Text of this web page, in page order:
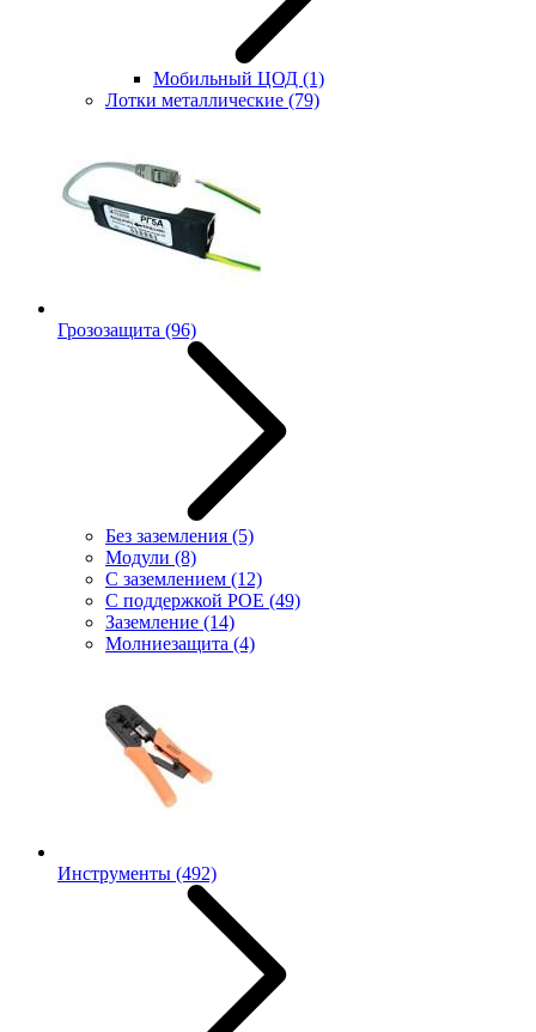
Мобильный ЦОД (1)
Лотки металлические (79)
Грозозащита (96)
Без заземления (5)
Модули (8)
С заземлением (12)
С поддержкой POE (49)
Заземление (14)
Молниезащита (4)
Инструменты (492)